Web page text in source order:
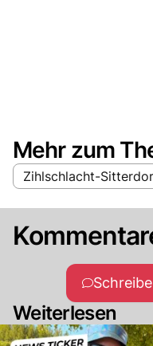
Mehr zum
Zihlschlacht-
Weiterlesen